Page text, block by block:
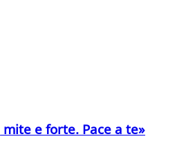
e forte. Pace a te»